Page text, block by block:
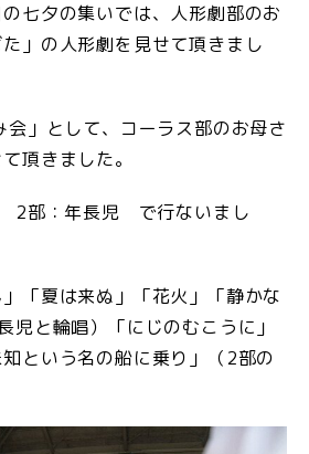
七夕の集いでは、人形劇部のお
」の人形劇を見せて頂きまし
会」として、コーラス部のお母さ
頂きました。
2部：年長児 で行ないまし
」「夏は来ぬ」「花火」「静かな
児と輪唱）「にじのむこうに」
という名の船に乗り」（2部の